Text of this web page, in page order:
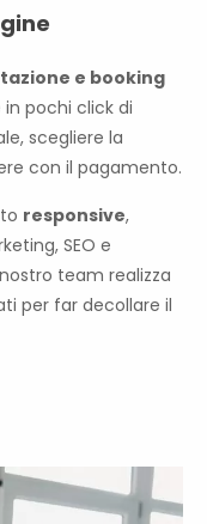
e booking
pochi click di
scegliere la
con il pagamento.
responsive,
SEO e
team realizza
per far decollare il